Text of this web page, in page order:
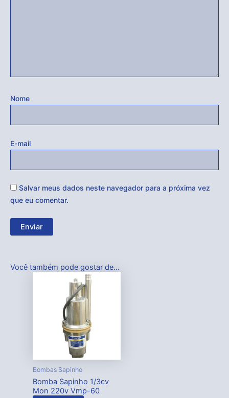
Nome
E-mail
Salvar meus dados neste navegador para a próxima vez
que eu comentar.
Você também pode gostar de…
Bombas Sapinho
Bomba Sapinho 1/3cv
Mon 220v Vmp-60